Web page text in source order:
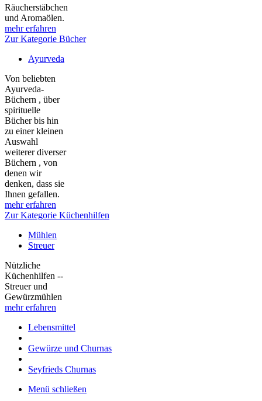
Räucherstäbchen
und Aromaölen.
mehr erfahren
Zur Kategorie Bücher
Ayurveda
Von beliebten
Ayurveda-
Büchern , über
spirituelle
Bücher bis hin
zu einer kleinen
Auswahl
weiterer diverser
Büchern , von
denen wir
denken, dass sie
Ihnen gefallen.
mehr erfahren
Zur Kategorie Küchenhilfen
Mühlen
Streuer
Nützliche
Küchenhilfen --
Streuer und
Gewürzmühlen
mehr erfahren
Lebensmittel
Gewürze und Churnas
Seyfrieds Churnas
Menü schließen